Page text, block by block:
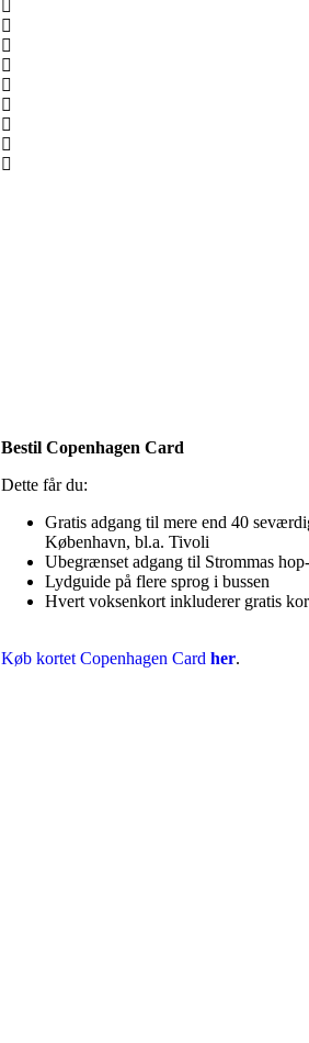
Bestil Copenhagen Card
Dette får du:
Gratis adgang til mere end 40
København, bl.a. Tivoli
Ubegrænset adgang til Strommas
Lydguide på flere sprog i bussen
Hvert voksenkort inkluderer gratis
Køb kortet Copenhagen Card her.